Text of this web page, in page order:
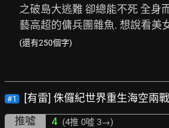
之破島大逃難 卻總能不死 全身
藝高超的傭兵團雜魚. 想說看美
(還有250個字)
#1
[有雷] 侏儸紀世界重生海空兩
推噓
4 (4推 0噓 3→)